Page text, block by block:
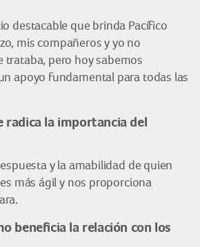
destacable que brinda Pacífico
mis compañeros y yo no
trataba, pero hoy sabemos
apoyo fundamental para todas las
radica la importancia del
y la amabilidad de quien
más ágil y nos proporciona
beneficia la relación con los